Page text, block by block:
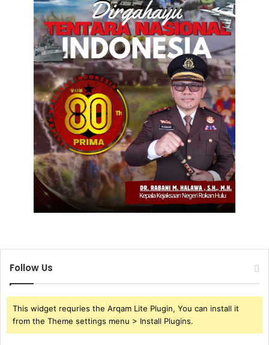
Follow Us
This widget requries the Arqam Lite Plugin, You can install it
from the Theme settings menu > Install Plugins.